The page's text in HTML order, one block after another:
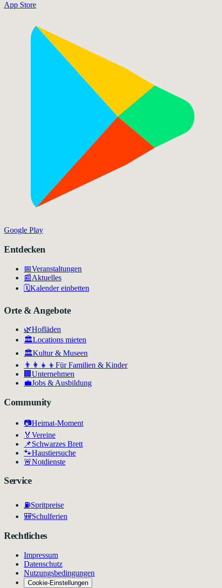
App Store
Google Play
Entdecken
📅Veranstaltungen
📰Aktuelles
🗓️Kalender einbetten
Orte & Angebote
🌿Hofläden
🏛️Locations mieten
🏛Kultur & Museen
👨‍👩‍👧‍👦 Für Familien & Kinder
🏢 Unternehmen
💼Jobs & Ausbildung
Community
📷Heimat-Moment
🏅 Vereine
📌Schwarzes Brett
🐾Haustiersuche
🚨Notdienste
Service
⛽Spritpreise
🎒Schulferien
Rechtliches
Impressum
Datenschutz
Nutzungsbedingungen
Cookie-Einstellungen